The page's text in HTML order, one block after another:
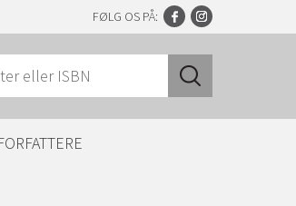
FØLG OS PÅ: